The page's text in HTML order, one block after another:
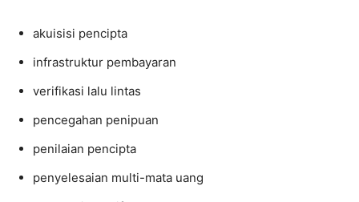
akuisisi pencipta
infrastruktur pembayaran
verifikasi lalu lintas
pencegahan penipuan
penilaian pencipta
penyelesaian multi-mata uang